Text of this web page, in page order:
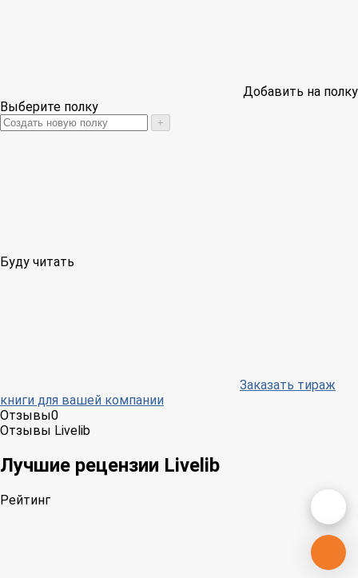
Добавить на полку
Выберите полку
+
Буду читать
Заказать тираж
книги для вашей компании
Отзывы0
Отзывы Livelib
Лучшие рецензии Livelib
Рейтинг